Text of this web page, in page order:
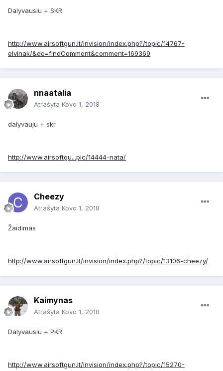
Dalyvausiu + SKR
http://www.airsoftgun.lt/invision/index.php?/topic/14767-
elvinak/&do=findComment&comment=169369
nnaatalia
Atrašyta Kovo 1, 2018
dalyvauju + skr
http://www.airsoftgu...pic/14444-nata/
Cheezy
Atrašyta Kovo 1, 2018
Žaidimas
http://www.airsoftgun.lt/invision/index.php?/topic/13106-cheezy/
Kaimynas
Atrašyta Kovo 1, 2018
Dalyvausiu + PKR
http://www.airsoftgun.lt/invision/index.php?/topic/15270-